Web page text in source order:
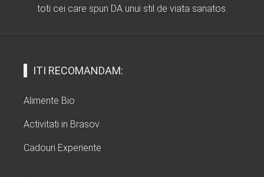
toti cei care spun DA unui stil de viata sanatos.
ITI RECOMANDAM:
Alimente Bio
Activitati in Brasov
Cadouri Experiente